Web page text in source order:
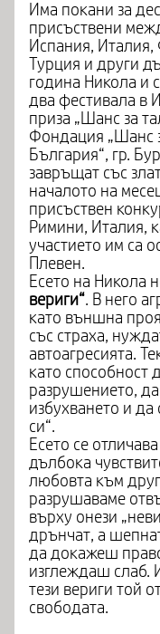
Има покани за
присъствени
Испания,
Турция и други
година Никола и
два фестивала в
приза „Шанс за
Фондация „Шанс
България“, гр.
завръщат със
началото на
присъствен
Римини, Италия,
участието им са
Плевен.
Есето на Никола
вериги“. В него
като външна
със страха,
автоагресията.
като способност
разрушението,
избухването и да
си“.
Есето се
дълбока
любовта към
разрушаваме
върху онези
дрънчат, а
да докажеш
изглеждаш слаб.
тези вериги той
свободата.